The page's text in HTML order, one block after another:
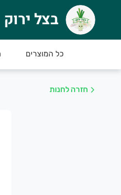
בצל ירוק
כאן תוכלו לקנות את מיטב
בצל ירוק
כל המוצרים
חזרה לחנות